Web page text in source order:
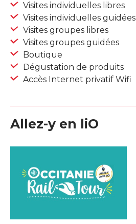
Visites individuelles libres
Visites individuelles guidées
Visites groupes libres
Visites groupes guidées
Boutique
Dégustation de produits
Accès Internet privatif Wifi
Allez-y en liO